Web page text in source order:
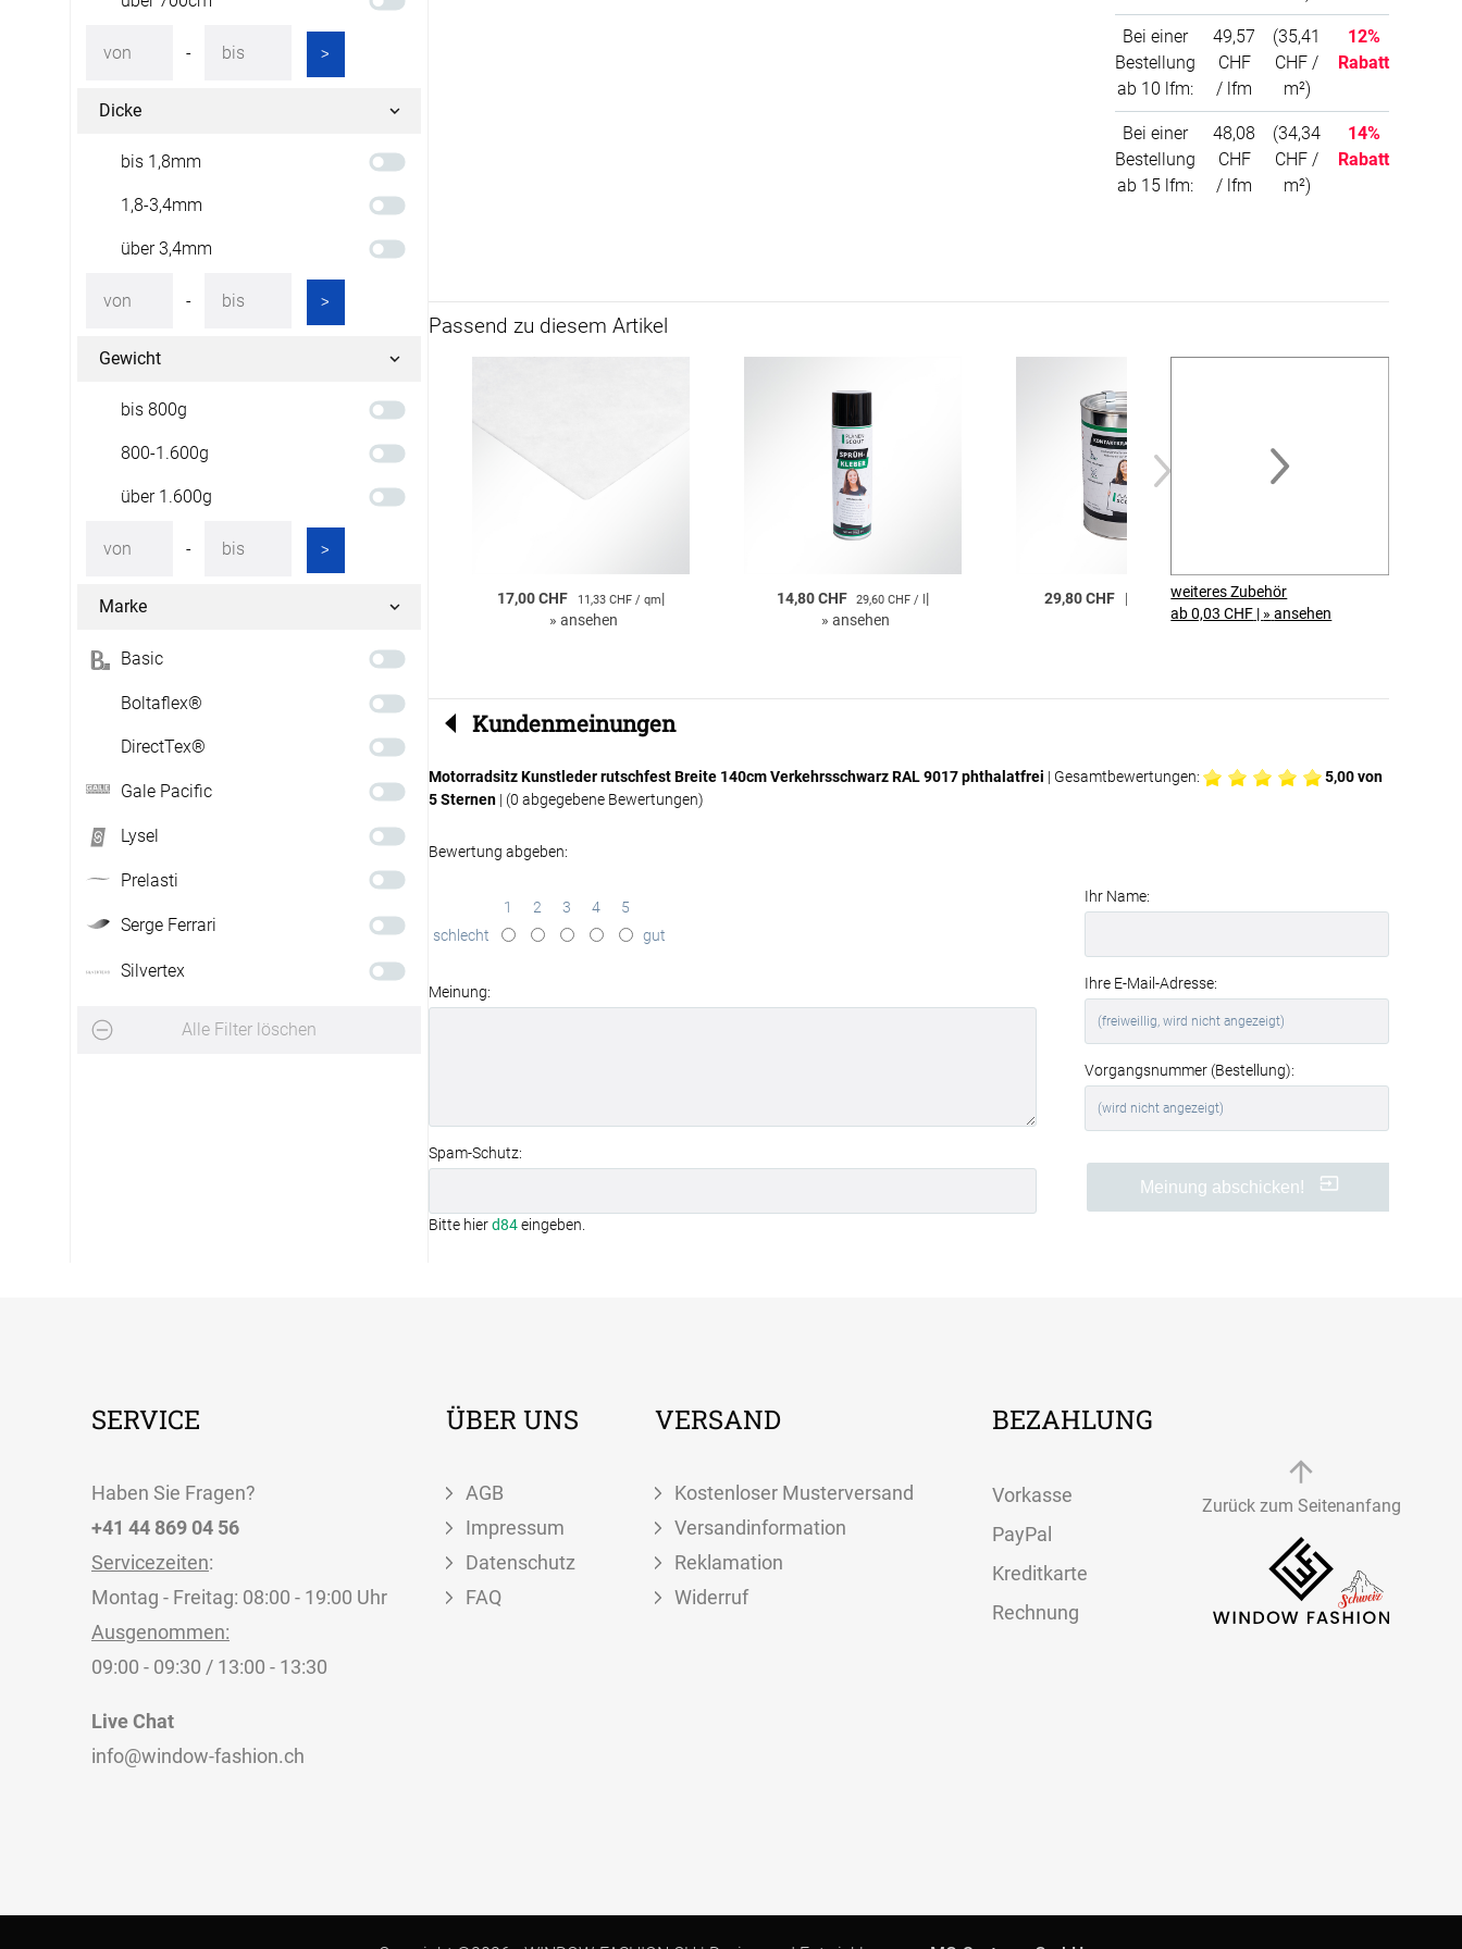
- >
Dicke
bis 1,8mm
1,8-3,4mm
über 3,4mm
- >
Gewicht
bis 800g
800-1.600g
über 1.600g
- >
Marke
Basic
Boltaflex®
DirectTex®
Gale Pacific
Lysel
Prelasti
Serge Ferrari
Silvertex
Alle Filter löschen
Bei einer
Bestellung
ab 10 lfm:
49,57
CHF
/ lfm
(35,41
CHF /
m²)
12%
Rabatt
Bei einer
Bestellung
ab 15 lfm:
48,08
CHF
/ lfm
(34,34
CHF /
m²)
14%
Rabatt
Passend zu diesem Artikel
17,00 CHF 11,33 CHF / qm|
» ansehen
14,80 CHF 29,60 CHF / l|
» ansehen
29,80 CHF | ansehen
weiteres Zubehör
ab 0,03 CHF | » ansehen
Kundenmeinungen
Motorradsitz Kunstleder rutschfest Breite 140cm Verkehrsschwarz RAL 9017 phthalatfrei | Gesamtbewertungen: 5,00von
5 Sternen
| (0 abgegebene Bewertungen)
Bewertung abgeben:
1 2 3 4
5
schlecht
gut
Meinung:
Spam-Schutz:
Bitte hierd84eingeben.
Ihr Name:
Ihre E-Mail-Adresse:
Vorgangsnummer (Bestellung):
Meinung abschicken!
SERVICE
Haben Sie Fragen?
+41 44 869 04 56
Servicezeiten:
Montag - Freitag: 08:00 - 19:00 Uhr
Ausgenommen:
09:00 - 09:30 / 13:00 - 13:30
Live Chat
info@window-fashion.ch
ÜBER UNS
AGB
Impressum
Datenschutz
FAQ
VERSAND
Kostenloser Musterversand
Versandinformation
Reklamation
Widerruf
BEZAHLUNG
Vorkasse
PayPal
Kreditkarte
Rechnung
Zurück zum Seitenanfang